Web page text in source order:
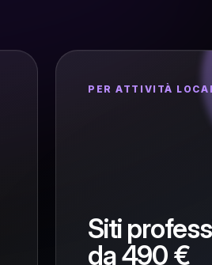
PER ATTIVITÀ
Siti
da 490 €